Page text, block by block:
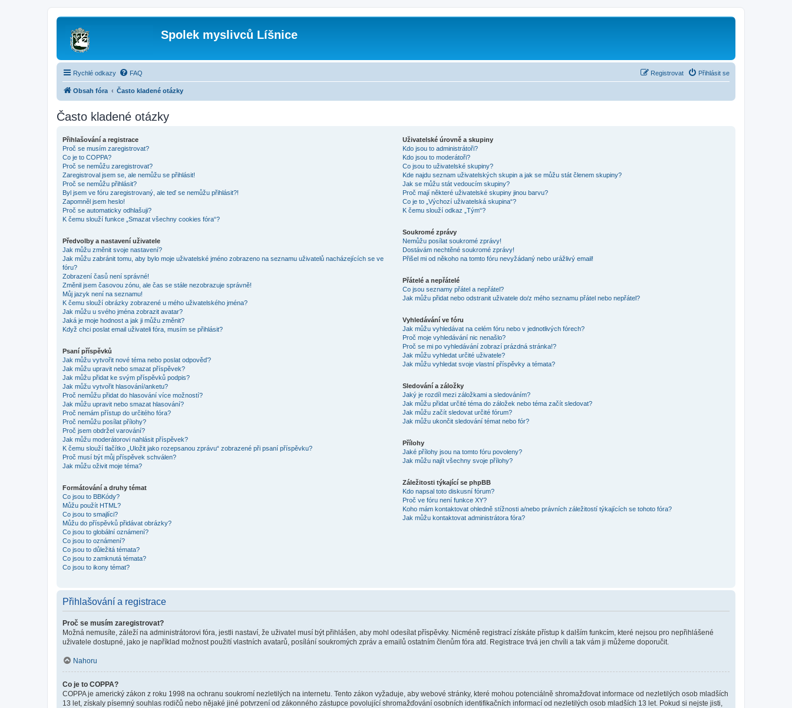
Spolek myslivců Líšnice
Rychlé odkazy FAQ Přihlásit se
Registrovat
Obsah fóra Často kladené otázky
Často kladené otázky
Přihlašování a registrace
Proč se musím zaregistrovat?
Co je to COPPA?
Proč se nemůžu zaregistrovat?
Zaregistroval jsem se, ale nemůžu se přihlásit!
Proč se nemůžu přihlásit?
Byl jsem ve fóru zaregistrovaný, ale teď se nemůžu přihlásit?!
Zapomněl jsem heslo!
Proč se automaticky odhlašuji?
K čemu slouží funkce „Smazat všechny cookies fóra“?
Předvolby a nastavení uživatele
Jak můžu změnit svoje nastavení?
Jak můžu zabránit tomu, aby bylo moje uživatelské jméno zobrazeno na seznamu uživatelů nacházejících se ve
fóru?
Zobrazení časů není správné!
Změnil jsem časovou zónu, ale čas se stále nezobrazuje správně!
Můj jazyk není na seznamu!
K čemu slouží obrázky zobrazené u mého uživatelského jména?
Jak můžu u svého jména zobrazit avatar?
Jaká je moje hodnost a jak ji můžu změnit?
Když chci poslat email uživateli fóra, musím se přihlásit?
Psaní příspěvků
Jak můžu vytvořit nové téma nebo poslat odpověď?
Jak můžu upravit nebo smazat příspěvek?
Jak můžu přidat ke svým příspěvků podpis?
Jak můžu vytvořit hlasování/anketu?
Proč nemůžu přidat do hlasování více možností?
Jak můžu upravit nebo smazat hlasování?
Proč nemám přístup do určitého fóra?
Proč nemůžu posílat přílohy?
Proč jsem obdržel varování?
Jak můžu moderátorovi nahlásit příspěvek?
K čemu slouží tlačítko „Uložit jako rozepsanou zprávu“ zobrazené při psaní příspěvku?
Proč musí být můj příspěvek schválen?
Jak můžu oživit moje téma?
Formátování a druhy témat
Co jsou to BBKódy?
Můžu použít HTML?
Co jsou to smajlíci?
Můžu do příspěvků přidávat obrázky?
Co jsou to globální oznámení?
Co jsou to oznámení?
Co jsou to důležitá témata?
Co jsou to zamknutá témata?
Co jsou to ikony témat?
Uživatelské úrovně a skupiny
Kdo jsou to administrátoři?
Kdo jsou to moderátoři?
Co jsou to uživatelské skupiny?
Kde najdu seznam uživatelských skupin a jak se můžu stát členem skupiny?
Jak se můžu stát vedoucím skupiny?
Proč mají některé uživatelské skupiny jinou barvu?
Co je to „Výchozí uživatelská skupina“?
K čemu slouží odkaz „Tým“?
Soukromé zprávy
Nemůžu posílat soukromé zprávy!
Dostávám nechtěné soukromé zprávy!
Přišel mi od někoho na tomto fóru nevyžádaný nebo urážlivý email!
Přátelé a nepřátelé
Co jsou seznamy přátel a nepřátel?
Jak můžu přidat nebo odstranit uživatele do/z mého seznamu přátel nebo nepřátel?
Vyhledávání ve fóru
Jak můžu vyhledávat na celém fóru nebo v jednotlivých fórech?
Proč moje vyhledávání nic nenašlo?
Proč se mi po vyhledávání zobrazí prázdná stránka!?
Jak můžu vyhledat určité uživatele?
Jak můžu vyhledat svoje vlastní příspěvky a témata?
Sledování a záložky
Jaký je rozdíl mezi záložkami a sledováním?
Jak můžu přidat určité téma do záložek nebo téma začít sledovat?
Jak můžu začít sledovat určité fórum?
Jak můžu ukončit sledování témat nebo fór?
Přílohy
Jaké přílohy jsou na tomto fóru povoleny?
Jak můžu najít všechny svoje přílohy?
Záležitosti týkající se phpBB
Kdo napsal toto diskusní fórum?
Proč ve fóru není funkce XY?
Koho mám kontaktovat ohledně stížnosti a/nebo právních záležitostí týkajících se tohoto fóra?
Jak můžu kontaktovat administrátora fóra?
Přihlašování a registrace
Proč se musím zaregistrovat?
Možná nemusíte, záleží na administrátorovi fóra, jestli nastaví, že uživatel musí být přihlášen, aby mohl odesílat příspěvky. Nicméně registrací získáte přístup k dalším funkcím, které nejsou pro nepřihlášené
uživatele dostupné, jako je například možnost použití vlastních avatarů, posílání soukromých zpráv a emailů ostatním členům fóra atd. Registrace trvá jen chvíli a tak vám ji můžeme doporučit.
Nahoru
Co je to COPPA?
COPPA je americký zákon z roku 1998 na ochranu soukromí nezletilých na internetu. Tento zákon vyžaduje, aby webové stránky, které mohou potenciálně shromažďovat informace od nezletilých osob mladších
13 let, získaly písemný souhlas rodičů nebo nějaké jiné potvrzení od zákonného zástupce povolující shromažďování osobních identifikačních informací od nezletilých osob mladších 13 let. Pokud si nejste jisti,